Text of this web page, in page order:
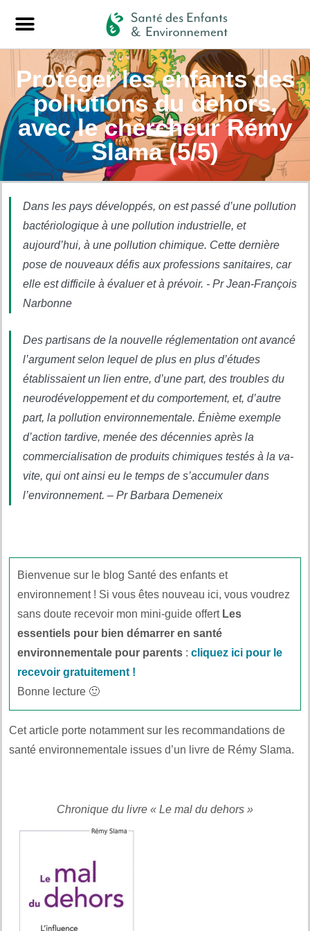
Protéger les enfants des
pollutions du dehors,
avec le chercheur Rémy
Slama (5/5)
Dans les pays développés, on est passé d’une pollution
bactériologique à une pollution industrielle, et
aujourd’hui, à une pollution chimique. Cette dernière
pose de nouveaux défis aux professions sanitaires, car
elle est difficile à évaluer et à prévoir. - Pr Jean-François
Narbonne
Des partisans de la nouvelle réglementation ont avancé
l’argument selon lequel de plus en plus d’études
établissaient un lien entre, d’une part, des troubles du
neurodéveloppement et du comportement, et, d’autre
part, la pollution environnementale. Énième exemple
d’action tardive, menée des décennies après la
commercialisation de produits chimiques testés à la va-
vite, qui ont ainsi eu le temps de s’accumuler dans
l’environnement. – Pr Barbara Demeneix
Bienvenue sur le blog Santé des enfants et
environnement ! Si vous êtes nouveau ici, vous voudrez
sans doute recevoir mon mini-guide offert Les
essentiels pour bien démarrer en santé
environnementale pour parents :cliquez ici pour le
recevoir gratuitement !
Bonne lecture 🙂
Cet article porte notamment sur les recommandations de
santé environnementale issues d’un livre de Rémy Slama.
Chronique du livre « Le mal du dehors »